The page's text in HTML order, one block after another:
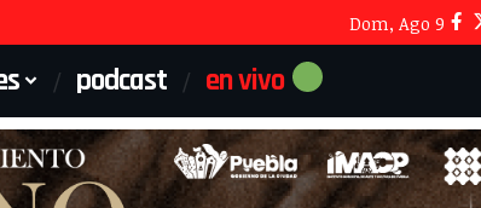
Dom, Ago 9
podcast en vivo